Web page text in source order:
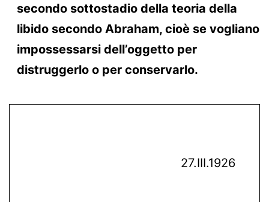
secondo sottostadio della teoria della
libido secondo Abraham, cioè se vogliano
impossessarsi dell’oggetto per
distruggerlo o per conservarlo.
27.III.1926